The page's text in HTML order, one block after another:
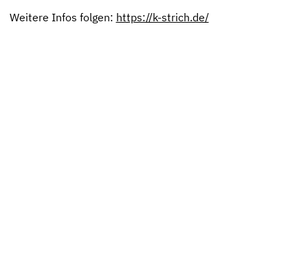
Weitere Infos folgen: https://k-strich.de/